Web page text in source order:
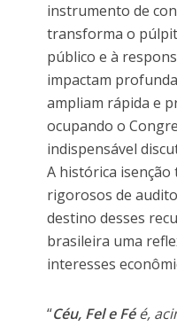
instrumento de
transforma o
público e à
impactam
ampliam rápida e
ocupando o
indispensável
A histórica isenção
rigorosos de
destino desses
brasileira uma
interesses
“Céu, Fel e Féé,